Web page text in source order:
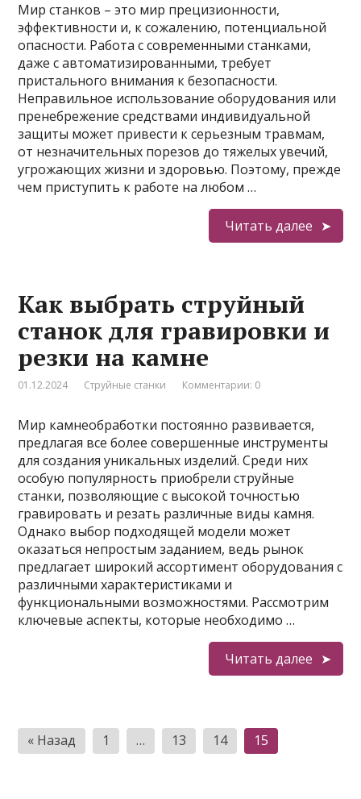
Мир станков – это мир прецизионности,
эффективности и, к сожалению, потенциальной
опасности. Работа с современными станками,
даже с автоматизированными, требует
пристального внимания к безопасности.
Неправильное использование оборудования или
пренебрежение средствами индивидуальной
защиты может привести к серьезным травмам,
от незначительных порезов до тяжелых увечий,
угрожающих жизни и здоровью. Поэтому, прежде
чем приступить к работе на любом …
Читать далее
Как выбрать струйный
станок для гравировки и
резки на камне
01.12.2024 Струйные станки Комментарии: 0
Мир камнеобработки постоянно развивается,
предлагая все более совершенные инструменты
для создания уникальных изделий. Среди них
особую популярность приобрели струйные
станки, позволяющие с высокой точностью
гравировать и резать различные виды камня.
Однако выбор подходящей модели может
оказаться непростым заданием, ведь рынок
предлагает широкий ассортимент оборудования с
различными характеристиками и
функциональными возможностями. Рассмотрим
ключевые аспекты, которые необходимо …
Читать далее
Пагинация
записей
« Назад 1 … 13 14 15